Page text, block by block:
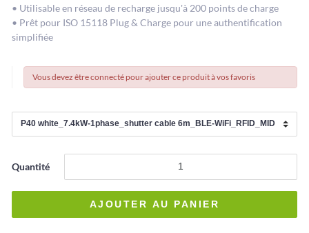
• Utilisable en réseau de recharge jusqu'à 200 points de charge
• Prêt pour ISO 15118 Plug & Charge pour une authentification
simplifiée
Vous devez être connecté pour ajouter ce produit à vos favoris
Quantité